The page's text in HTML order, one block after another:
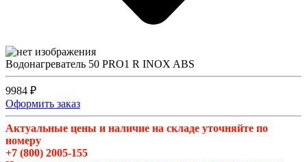
Водонагреватель 50 PRO1 R INOX ABS
9984 ₽
Оформить заказ
Актуальные цены и наличие на складе уточняйте по
номеру
+7 (800) 2005-155